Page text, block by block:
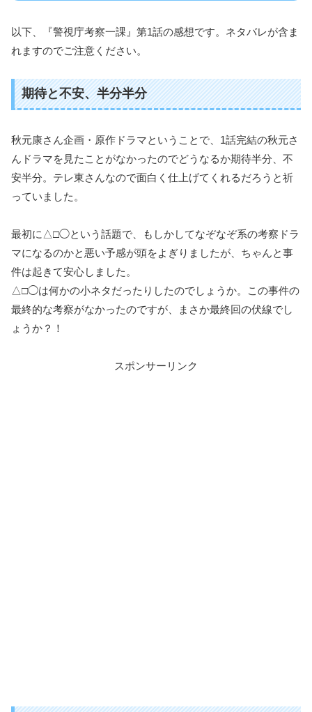
以下、『警視庁考察一課』第1話の感想です。ネタバレが含ま
れますのでご注意ください。
期待と不安、半分半分
秋元康さん企画・原作ドラマということで、1話完結の秋元さ
んドラマを見たことがなかったのでどうなるか期待半分、不
安半分。テレ東さんなので面白く仕上げてくれるだろうと祈
っていました。
最初に△□◯という話題で、もしかしてなぞなぞ系の考察ドラ
マになるのかと悪い予感が頭をよぎりましたが、ちゃんと事
件は起きて安心しました。
△□◯は何かの小ネタだったりしたのでしょうか。この事件の
最終的な考察がなかったのですが、まさか最終回の伏線でし
ょうか？！
スポンサーリンク